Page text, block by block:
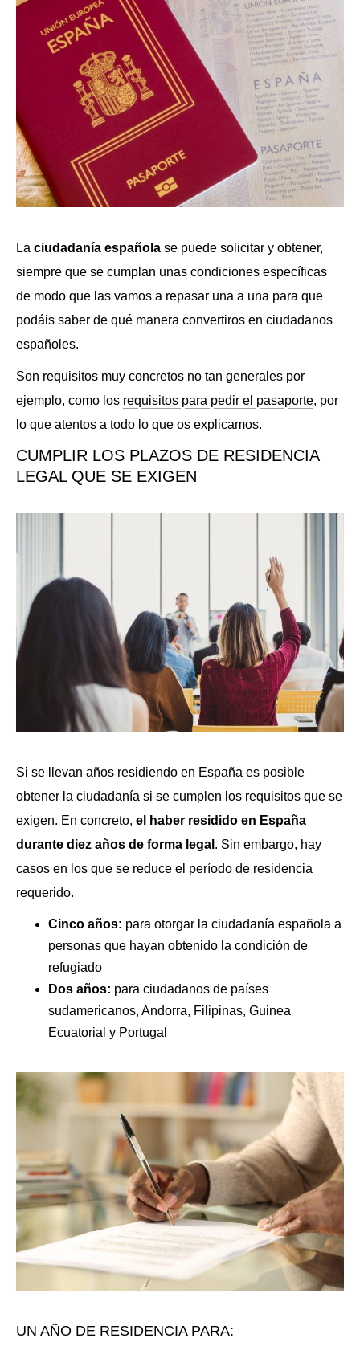
La ciudadanía española se puede solicitar y obtener,
siempre que se cumplan unas condiciones específicas
de modo que las vamos a repasar una a una para que
podáis saber de qué manera convertiros en ciudadanos
españoles.
Son requisitos muy concretos no tan generales por
ejemplo, como los requisitos para pedir el pasaporte, por
lo que atentos a todo lo que os explicamos.
CUMPLIR LOS PLAZOS DE RESIDENCIA
LEGAL QUE SE EXIGEN
Si se llevan años residiendo en España es posible
obtener la ciudadanía si se cumplen los requisitos que se
exigen. En concreto, el haber residido en España
durante diez años de forma legal . Sin embargo, hay
casos en los que se reduce el período de residencia
requerido.
Cinco años: para otorgar la ciudadanía española a
personas que hayan obtenido la condición de
refugiado
Dos años: para ciudadanos de países
sudamericanos, Andorra, Filipinas, Guinea
Ecuatorial y Portugal
UN AÑO DE RESIDENCIA PARA: